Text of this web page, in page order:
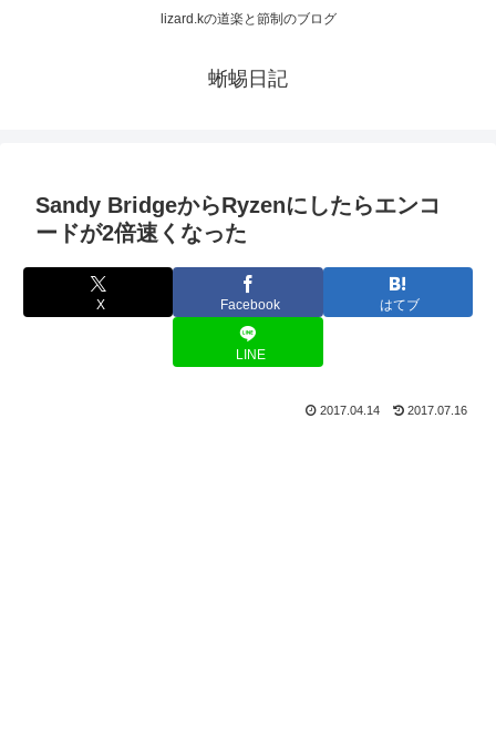
lizard.kの道楽と節制のブログ
蜥蜴日記
Sandy BridgeからRyzenにしたらエンコ
ードが2倍速くなった
X Facebook はてブ
LINE
2017.04.14 2017.07.16